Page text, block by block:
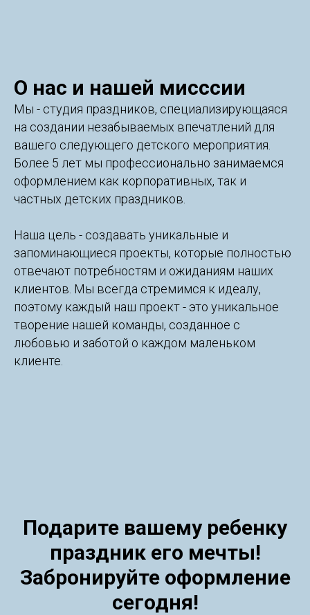
О нас и нашей мисссии
Мы - студия праздников, специализирующаяся
на создании незабываемых впечатлений для
вашего следующего детского мероприятия.
Более 5 лет мы профессионально занимаемся
оформлением как корпоративных, так и
частных детских праздников.
Наша цель - создавать уникальные и
запоминающиеся проекты, которые полностью
отвечают потребностям и ожиданиям наших
клиентов. Мы всегда стремимся к идеалу,
поэтому каждый наш проект - это уникальное
творение нашей команды, созданное с
любовью и заботой о каждом маленьком
клиенте.
Подарите вашему ребенку
праздник его мечты!
Забронируйте оформление
сегодня!